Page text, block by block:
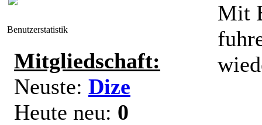
Benutzerstatistik
Mitgliedschaft:
Neuste: Dize
Heute neu: 0
Mit